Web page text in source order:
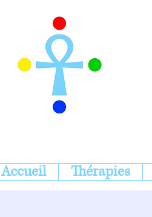
Accueil Thérapies